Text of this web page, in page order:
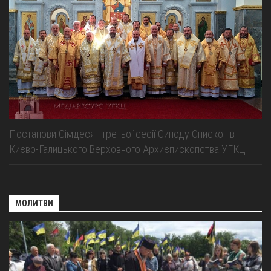
Оголошення
Трансляції
Постанови Сімдесят третьої сесії Синоду Єпископів
Києво-Галицького Верховного Архиєпископства УГКЦ
МОЛИТВИ